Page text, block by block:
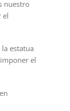
nuestro
el
estatua
el